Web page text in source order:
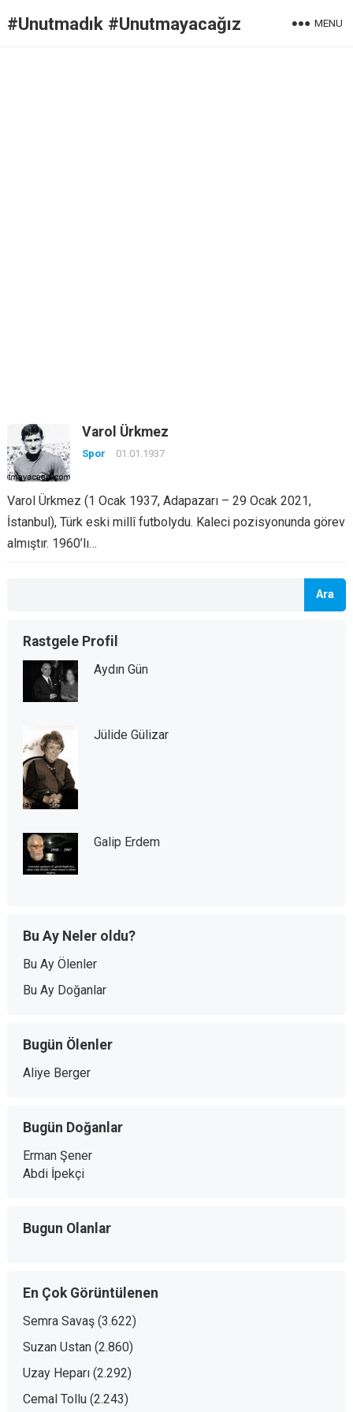
#Unutmadık #Unutmayacağız MENU
Varol Ürkmez
Spor 01.01.1937
Varol Ürkmez (1 Ocak 1937, Adapazarı – 29 Ocak 2021,
İstanbul), Türk eski millî futbolydu. Kaleci pozisyonunda görev
almıştır. 1960’lı…
Ara
Rastgele Profil
Aydın Gün
Jülide Gülizar
Galip Erdem
Bu Ay Neler oldu?
Bu Ay Ölenler
Bu Ay Doğanlar
Bugün Ölenler
Aliye Berger
Bugün Doğanlar
Erman Şener
Abdi İpekçi
Bugun Olanlar
En Çok Görüntülenen
Semra Savaş (3.622)
Suzan Ustan (2.860)
Uzay Heparı (2.292)
Cemal Tollu (2.243)